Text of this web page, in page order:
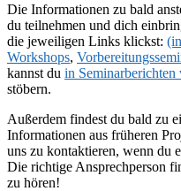
Die Informationen zu bald
du teilnehmen und dich
die jeweiligen Links klickst:
Workshops,
kannst du in Seminarberichten
stöbern.
Außerdem findest du bald zu
Informationen aus früheren
uns zu kontaktieren, wenn du
Die richtige Ansprechperson
zu hören!